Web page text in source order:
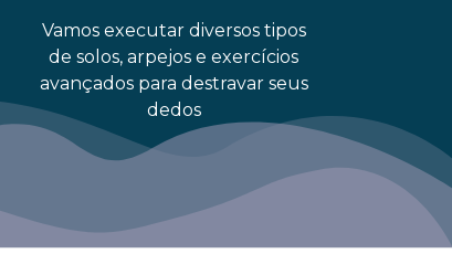
Vamos executar diversos tipos
de solos, arpejos e exercícios
avançados para destravar seus
dedos